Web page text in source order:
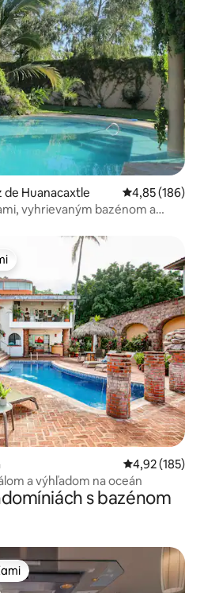
de Huanacaxtle Priemerné
4,85 (186)
vyhrievaným bazénom a
Priemerné
4,92 (185)
a výhľadom na oceán
s bazénom